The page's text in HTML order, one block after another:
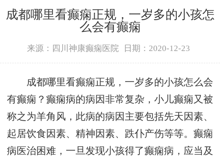
成都哪里看癫痫正规，一岁多的小孩怎
么会有癫痫
来源：四川神康癫痫医院 日期：2020-12-23
成都哪里看癫痫正规，一岁多的小孩怎么会
有癫痫？癫痫病的病因非常复杂，小儿癫痫又被
称之为羊角风，此病的病因主要包括先天因素、
起居饮食因素、精神因素、跌仆产伤等等。癫痫
病医治困难，一旦发现小孩得了癫痫病，应当及